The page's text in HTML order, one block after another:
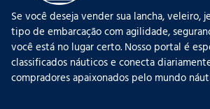
Se você deseja vender sua lancha, veleiro,
tipo de embarcação com agilidade,
você está no lugar certo. Nosso portal é
classificados náuticos e conecta
compradores apaixonados pelo mundo